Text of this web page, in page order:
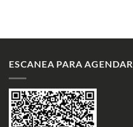
ESCANEA PARA AGENDAR